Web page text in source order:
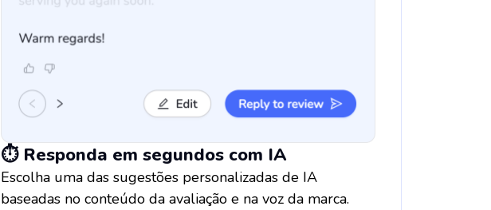
⏱️ Responda em segundos com IA
Escolha uma das sugestões personalizadas de IA
baseadas no conteúdo da avaliação e na voz da marca.